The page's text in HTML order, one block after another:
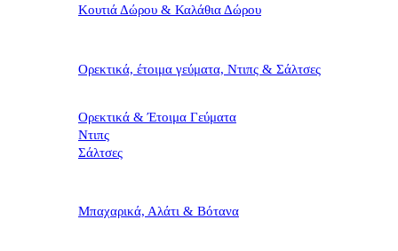
Κουτιά Δώρου & Καλάθια Δώρου
Ορεκτικά, έτοιμα γεύματα, Ντιπς & Σάλτσες
Ορεκτικά & Έτοιμα Γεύματα
Ντιπς
Σάλτσες
Μπαχαρικά, Αλάτι & Βότανα